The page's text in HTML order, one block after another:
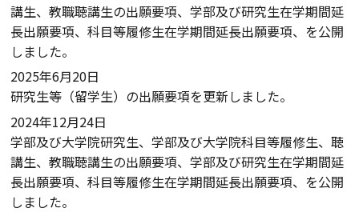
講生、教職聴講生の出願要項、学部及び研究生在学期間延
長出願要項、科目等履修生在学期間延長出願要項、を公開
しました。
2025年6月20日
研究生等（留学生）の出願要項を更新しました。
2024年12月24日
学部及び大学院研究生、学部及び大学院科目等履修生、聴
講生、教職聴講生の出願要項、学部及び研究生在学期間延
長出願要項、科目等履修生在学期間延長出願要項、を公開
しました。